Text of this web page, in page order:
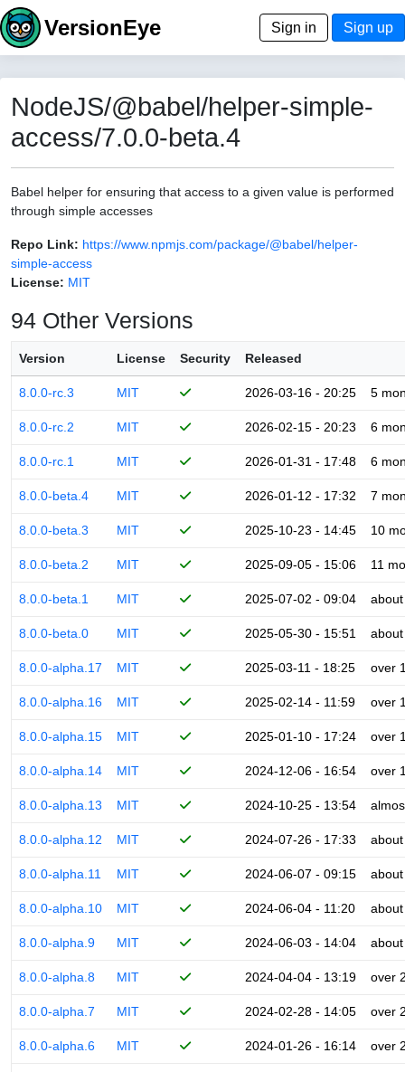
VersionEye Sign in Sign up
NodeJS/@babel/helper-simple-
access/7.0.0-beta.4
Babel helper for ensuring that access to a given value is performed
through simple accesses
Repo Link: https://www.npmjs.com/package/@babel/helper-
simple-access
License: MIT
94 Other Versions
Version License Security Released
8.0.0-rc.3 MIT 2026-03-16 - 20:25 5
8.0.0-rc.2 MIT 2026-02-15 - 20:23 6
8.0.0-rc.1 MIT 2026-01-31 - 17:48 6
8.0.0-beta.4 MIT 2026-01-12 - 17:32 7
8.0.0-beta.3 MIT 2025-10-23 - 14:45 10
8.0.0-beta.2 MIT 2025-09-05 - 15:06 11
8.0.0-beta.1 MIT 2025-07-02 - 09:04
8.0.0-beta.0 MIT 2025-05-30 - 15:51
8.0.0-alpha.17 MIT 2025-03-11 - 18:25 over
8.0.0-alpha.16 MIT 2025-02-14 - 11:59 over
8.0.0-alpha.15 MIT 2025-01-10 - 17:24 over
8.0.0-alpha.14 MIT 2024-12-06 - 16:54 over
8.0.0-alpha.13 MIT 2024-10-25 - 13:54
8.0.0-alpha.12 MIT 2024-07-26 - 17:33
8.0.0-alpha.11 MIT 2024-06-07 - 09:15
8.0.0-alpha.10 MIT 2024-06-04 - 11:20
8.0.0-alpha.9 MIT 2024-06-03 - 14:04
8.0.0-alpha.8 MIT 2024-04-04 - 13:19 over
8.0.0-alpha.7 MIT 2024-02-28 - 14:05 over
8.0.0-alpha.6 MIT 2024-01-26 - 16:14 over